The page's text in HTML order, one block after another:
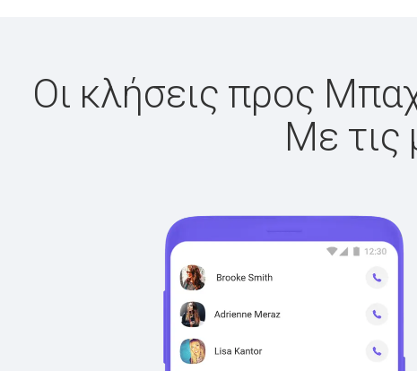
Οι κλήσεις προς
Με τις